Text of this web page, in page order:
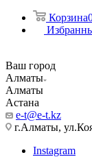
Корзина
Ваш город
Алматы
Алматы
Астана
e-t@e-t.kz
г.Алматы,
Instagram